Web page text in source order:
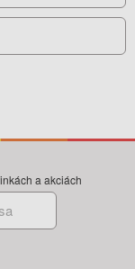
a akciách